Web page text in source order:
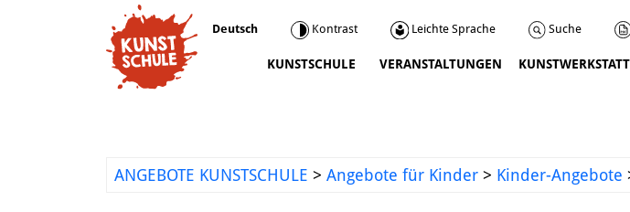
Deutsch Kontrast Leichte Sprache Suche
KUNSTSCHULE VERANSTALTUNGEN
KooperationenANGEBOTE KUNSTSCHULE > Angebote für Kinder > Kinder-Angebote